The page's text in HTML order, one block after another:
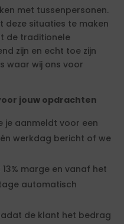
met tussenpersonen.
deze situaties te maken
de traditionele
zijn en echt toe zijn
waar wij ons voor
jouw opdrachten
je aanmeldt voor een
werkdag bericht of we
marge en vanaf het
automatisch
de klant het bedrag